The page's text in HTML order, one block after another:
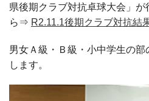
県後期クラブ対抗卓球大会」
ら⇒ R2.11.1後期クラブ対抗結
男女Ａ級・Ｂ級・小中学生の
します。